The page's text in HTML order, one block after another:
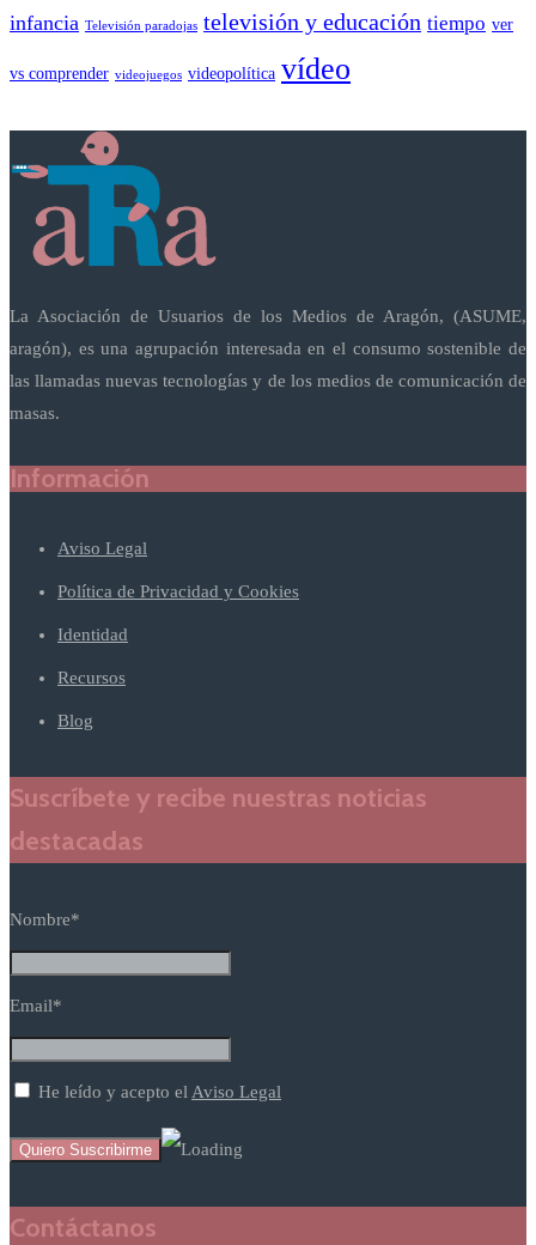
infancia Televisión paradojas televisión y educación tiempo ver
vs comprender videojuegos videopolítica vídeo
La Asociación de Usuarios de los Medios de Aragón, (ASUME,
aragón), es una agrupación interesada en el consumo sostenible de
las llamadas nuevas tecnologías y de los medios de comunicación de
masas.
Información
Aviso Legal
Política de Privacidad y Cookies
Identidad
Recursos
Blog
Suscríbete y recibe nuestras noticias
destacadas
Nombre*
Email*
He leído y acepto elAviso Legal
Contáctanos